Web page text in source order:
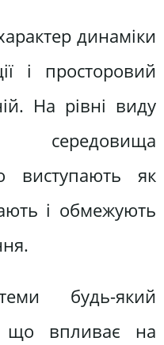
динаміки
і просторовий
На рівні виду
середовища
виступають як
і обмежують
будь-який
що впливає на